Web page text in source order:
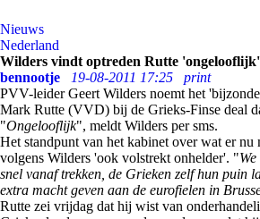
Nieuws
Nederland
Wilders vindt optreden Rutte 'ongelooflijk'
bennootje
19-08-2011 17:25
print
PVV-leider Geert Wilders noemt het
Mark Rutte (VVD) bij de Grieks-Finse deal
"Ongelooflijk", meldt Wilders per sms.
Het standpunt van het kabinet over wat er nu
volgens Wilders 'ook volstrekt onhelder'. "
snel vanaf trekken, de Grieken zelf hun puin
extra macht geven aan de eurofielen in
Rutte zei vrijdag dat hij wist van